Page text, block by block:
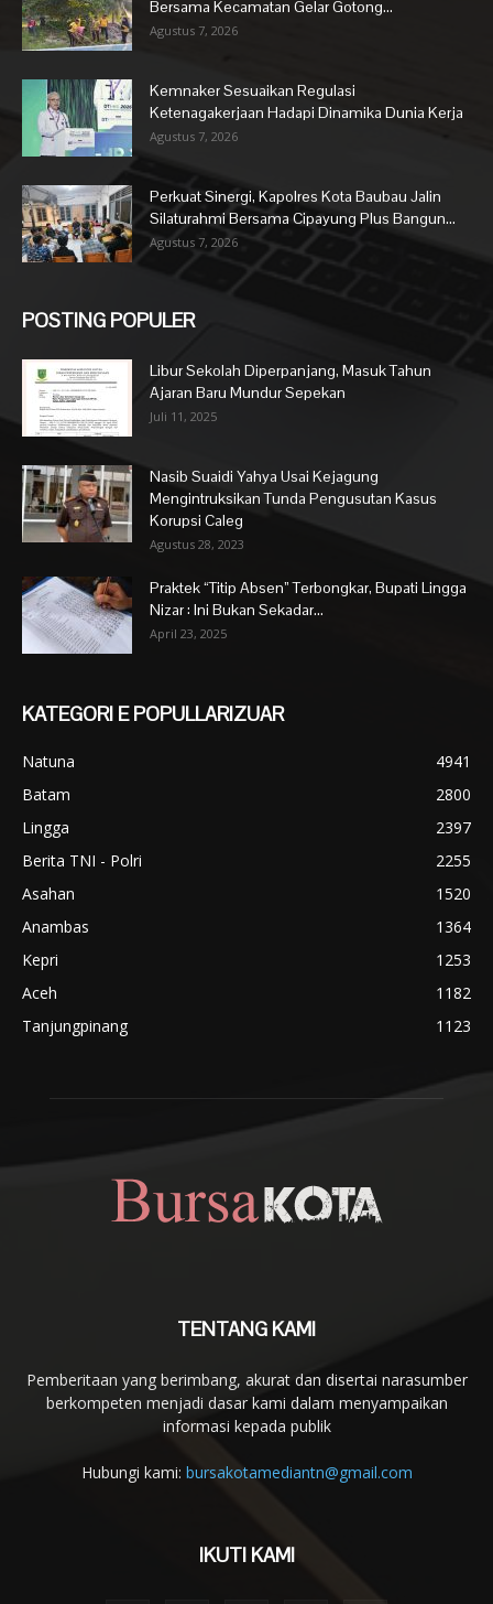
Bersama Kecamatan Gelar Gotong...
Agustus 7, 2026
Kemnaker Sesuaikan Regulasi
Ketenagakerjaan Hadapi Dinamika Dunia Kerja
Agustus 7, 2026
Perkuat Sinergi, Kapolres Kota Baubau Jalin
Silaturahmi Bersama Cipayung Plus Bangun...
Agustus 7, 2026
POSTING POPULER
Libur Sekolah Diperpanjang, Masuk Tahun
Ajaran Baru Mundur Sepekan
Juli 11, 2025
Nasib Suaidi Yahya Usai Kejagung
Mengintruksikan Tunda Pengusutan Kasus
Korupsi Caleg
Agustus 28, 2023
Praktek “Titip Absen” Terbongkar, Bupati Lingga
Nizar : Ini Bukan Sekadar...
April 23, 2025
KATEGORI E POPULLARIZUAR
Natuna
4941
Batam
2800
Lingga
2397
Berita TNI - Polri
2255
Asahan
1520
Anambas
1364
Kepri
1253
Aceh
1182
Tanjungpinang
1123
TENTANG KAMI
Pemberitaan yang berimbang, akurat dan disertai narasumber
berkompeten menjadi dasar kami dalam menyampaikan
informasi kepada publik
Hubungi kami: bursakotamediantn@gmail.com
IKUTI KAMI